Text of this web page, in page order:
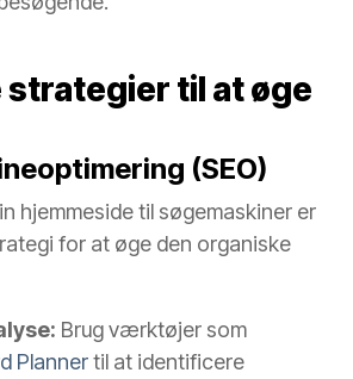
til at øge
(SEO)
hjemmeside til søgemaskiner er
for at øge den organiske
Brug værktøjer som
Plannertil at identificere